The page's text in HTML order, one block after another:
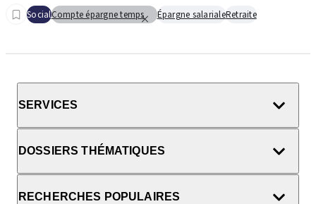
SocialCompte épargne temps Épargne salarialeRetraite
SERVICES
DOSSIERS THÉMATIQUES
RECHERCHES POPULAIRES